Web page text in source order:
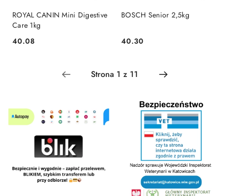
ROYAL CANIN Mini Digestive
Care 1kg
Cena:
40.08
BOSCH Senior 2,5kg
Cena:
40.30